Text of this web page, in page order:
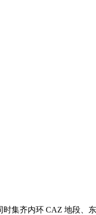
齐内环 CAZ 地段、